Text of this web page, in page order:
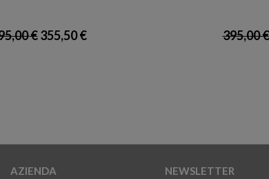
€355,50 € 395,00 €
AZIENDA NEWSLETTER